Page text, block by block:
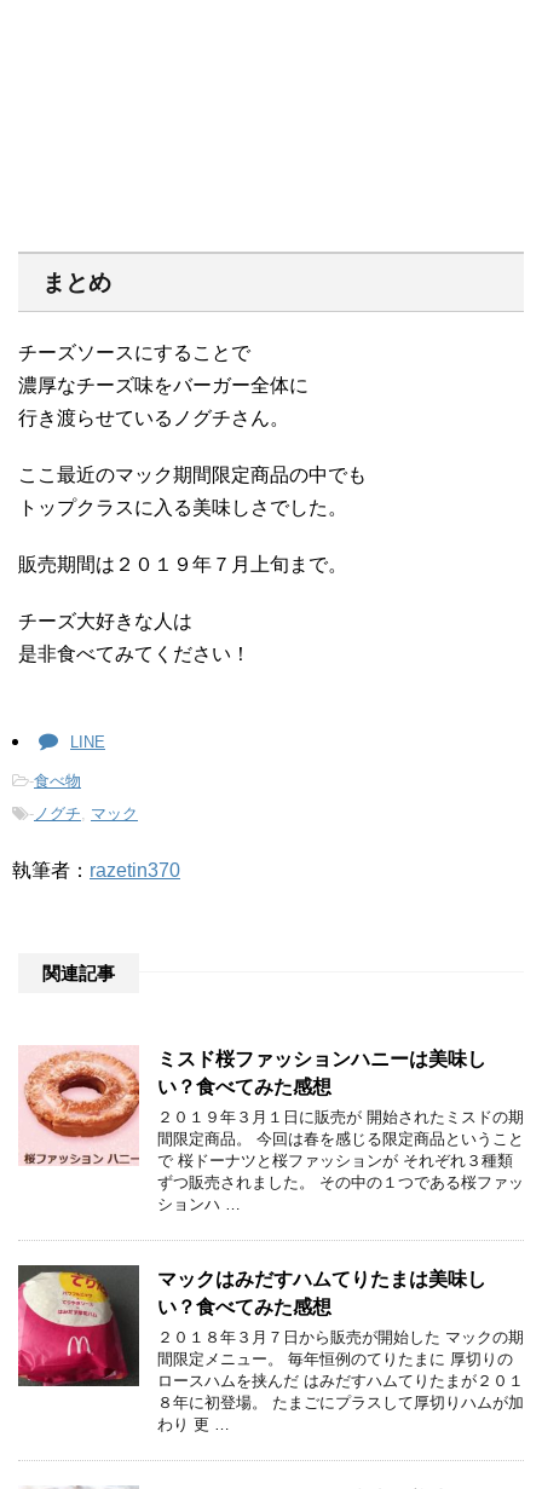
まとめ
チーズソースにすることで
濃厚なチーズ味をバーガー全体に
行き渡らせているノグチさん。
ここ最近のマック期間限定商品の中でも
トップクラスに入る美味しさでした。
販売期間は２０１９年７月上旬まで。
チーズ大好きな人は
是非食べてみてください！
LINE
-食べ物
- ノグチ マック
執筆者： razetin370
関連記事
ミスド桜ファッションハニーは美味し
い？食べてみた感想
２０１９年３月１日に販売が 開始されたミスドの期
間限定商品。 今回は春を感じる限定商品ということ
で 桜ドーナツと桜ファッションが それぞれ３種類
ずつ販売されました。 その中の１つである桜ファッ
ションハ …
マックはみだすハムてりたまは美味し
い？食べてみた感想
２０１８年３月７日から販売が開始した マックの期
間限定メニュー。 毎年恒例のてりたまに 厚切りの
ロースハムを挟んだ はみだすハムてりたまが２０１
８年に初登場。 たまごにプラスして厚切りハムが加
わり 更 …